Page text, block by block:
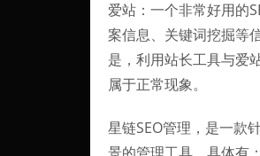
爱站：一个非常好用的
案信息、关键词挖掘等
是，利用站长工具与爱
属于正常现象。
星链SEO管理，是一款